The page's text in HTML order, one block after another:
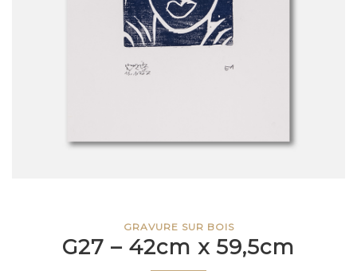
GRAVURE SUR BOIS
G27 – 42cm x 59,5cm